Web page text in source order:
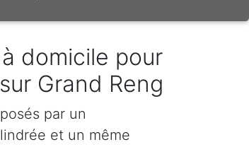
domicile pour
Grand Reng
par un
et un même